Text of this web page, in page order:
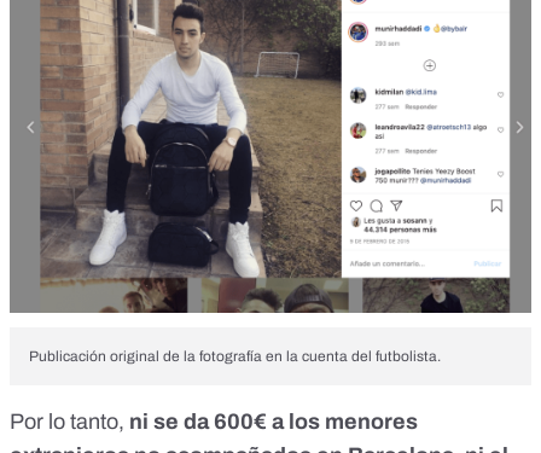
Publicación original de la fotografía en la cuenta del futbolista.
Por lo tanto, ni se da 600€ a los menores